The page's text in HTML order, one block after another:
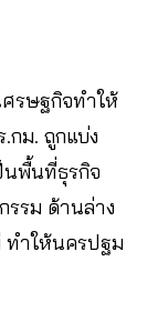
ศรษฐกิจทำให้
กม. ถูกแบ่ง
นพื้นที่ธุรกิจ
รรม ด้านล่าง
ทำให้นครปฐม